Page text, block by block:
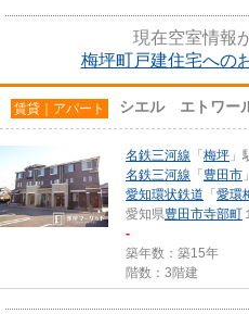
現在空室情報
梅坪町戸建住宅への
賃貸｜アパート シエル エトワー
名鉄三河線 「 梅坪 」
名鉄三河線 「 豊田市
愛知環状鉄道 「 愛環
愛知県豊田市寺部町
-
築年数：築15年
階数：3階建